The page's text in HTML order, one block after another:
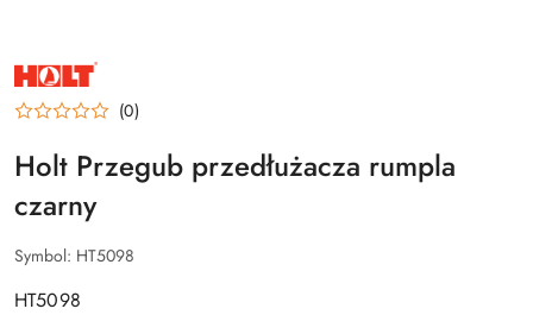
NAZWA
PRODUCENTA:
HOLT (0)
Holt Przegub przedłużacza rumpla
czarny
Symbol: HT5098
HT5098